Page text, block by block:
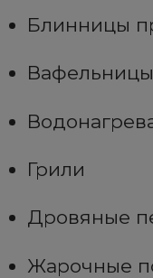
Блинницы
Вафельницы
Грили
Дровяные
Жарочные